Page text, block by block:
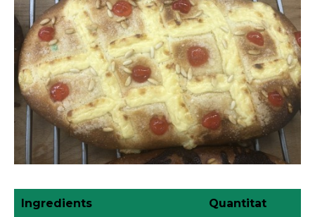
Ingredients Quantitat